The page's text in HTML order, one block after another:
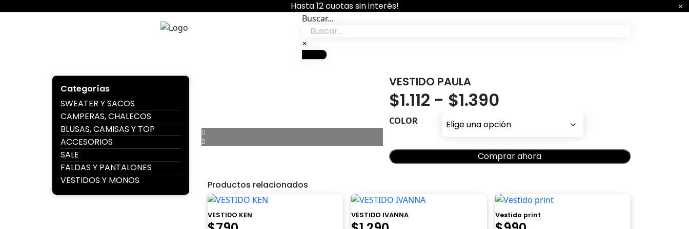
Hasta 12 cuotas sin interés!
Juana Boutique
Buscar...
×
Categorías
SWEATER Y SACOS
CAMPERAS, CHALECOS
BLUSAS, CAMISAS Y TOP
ACCESORIOS
SALE
FALDAS Y PANTALONES
VESTIDOS Y MONOS
VESTIDO PAULA
$1.112 - $1.390Rango
de
precios:
$1.112
hasta
COLOR
Comprar ahora
Productos relacionados
VESTIDO KEN VESTIDO IVANNA Vestido print